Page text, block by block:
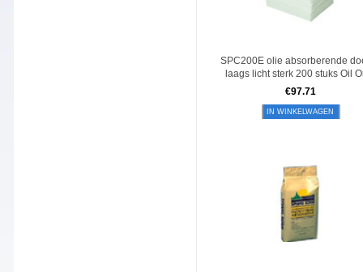
SPC200E olie absorberende
laags licht sterk 200 stuks Oil
€97.71
IN WINKELWAGEN